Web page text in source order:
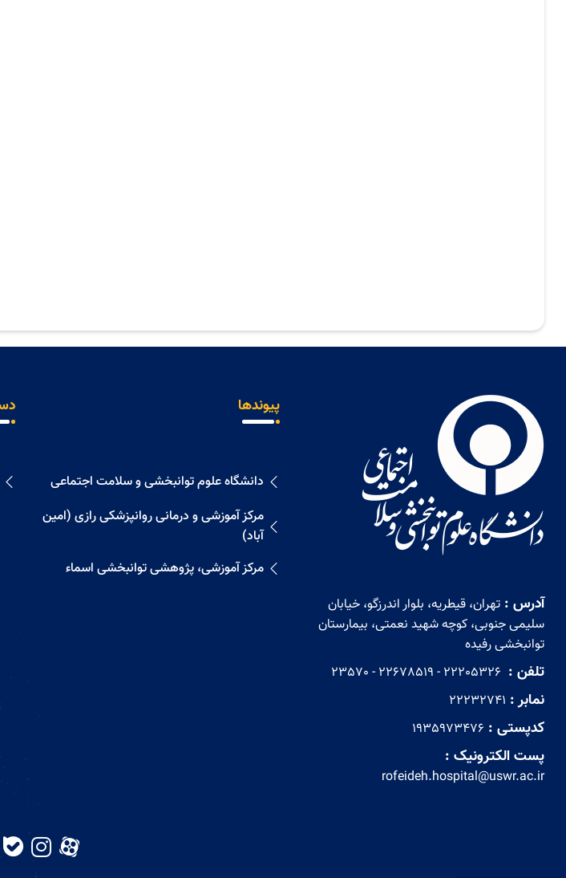
آدرس : تهران، قیطریه، بلوار اندرزگو، خیابان
سلیمی جنوبی، کوچه شهید نعمتی، بیمارستان
توانبخشی رفیده
تلفن :
نمابر : 22232741
کدپستی : 1935973476
پست الکترونیک :
rofeideh.hospital@uswr.ac.ir
پیوندها
دانشگاه علوم توانبخشی و سلامت اجتماعی
مرکز آموزشی و درمانی روانپزشکی رازی (امین
آباد)
مرکز آموزشی، پژوهشی توانبخشی اسماء